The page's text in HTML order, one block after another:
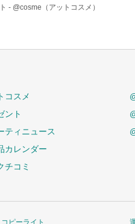
- @cosme（アットコスメ）
コスメ
ント
ティニュース
カレンダー
チコミ
ピーライト